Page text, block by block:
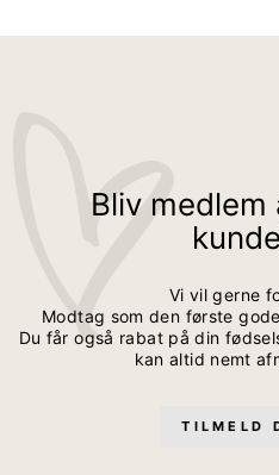
Bliv
Vi vil gerne
Modtag som den første
Du får også rabat på din
kan altid nemt
TILMELD